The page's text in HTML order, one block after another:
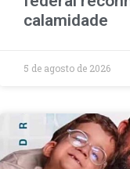
calamidade
5 de agosto de 2026